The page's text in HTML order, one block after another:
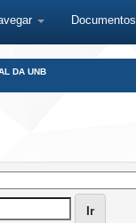
Documentos
DA UNB